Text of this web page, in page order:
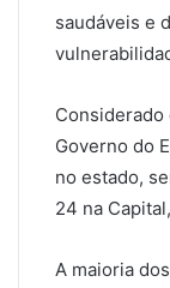
saudáveis e
Considerado
Governo do
no estado,
24 na
A maioria